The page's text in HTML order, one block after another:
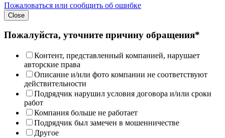
Пожаловаться или сообщить об ошибке
Close
Пожалуйста, уточните причину обращения*
Контент, представленный компанией, нарушает
авторские права
Описание и/или фото компании не соответствуют
действительности
Подрядчик нарушил условия договора и/или сроки
работ
Компания больше не работает
Подрядчик был замечен в мошенничестве
Другое